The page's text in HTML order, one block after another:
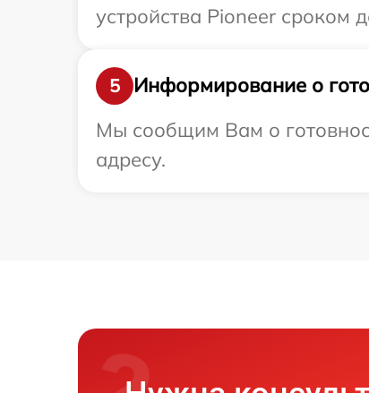
устройства Pioneer сроком
5
Информирование о
Мы сообщим Вам о
адресу.